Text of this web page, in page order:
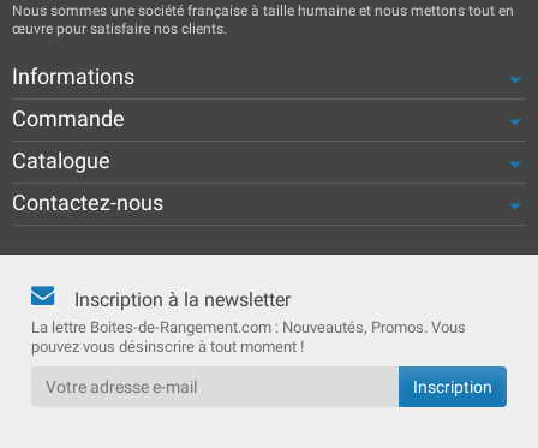
Nous sommes une société française à taille humaine et nous mettons tout en
œuvre pour satisfaire nos clients.
Informations
Commande
Catalogue
Contactez-nous
Inscription à la newsletter
La lettre Boites-de-Rangement.com : Nouveautés, Promos. Vous
pouvez vous désinscrire à tout moment !